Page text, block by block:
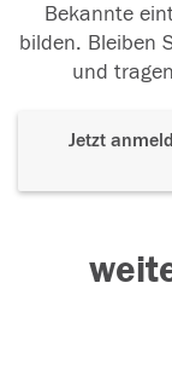
Bekannte
bilden. Bleiben
und
Jetzt